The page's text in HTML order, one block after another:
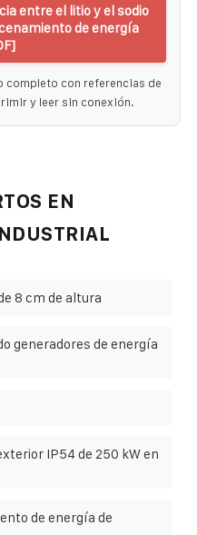
entre el litio y el sodio
de energía
completo con referencias de
y leer sin conexión.
EN
8 cm de altura
generadores de energía
IP54 de 250 kW en
de energía de